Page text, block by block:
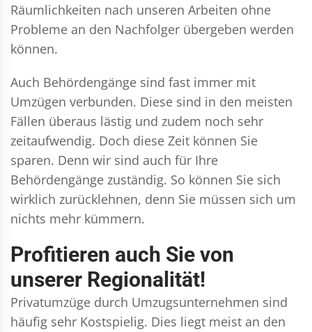
Räumlichkeiten nach unseren Arbeiten ohne
Probleme an den Nachfolger übergeben werden
können.
Auch Behördengänge sind fast immer mit
Umzügen verbunden. Diese sind in den meisten
Fällen überaus lästig und zudem noch sehr
zeitaufwendig. Doch diese Zeit können Sie
sparen. Denn wir sind auch für Ihre
Behördengänge zuständig. So können Sie sich
wirklich zurücklehnen, denn Sie müssen sich um
nichts mehr kümmern.
Profitieren auch Sie von
unserer Regionalität!
Privatumzüge durch Umzugsunternehmen sind
häufig sehr Kostspielig. Dies liegt meist an den